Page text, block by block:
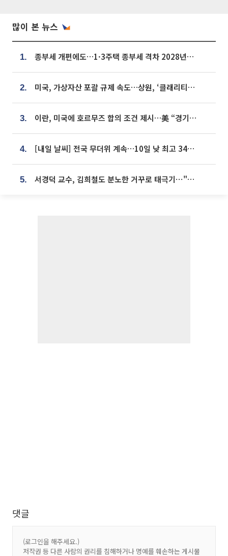
많이 본 뉴스
1. 종부세 개편에도…1·3주택 종부세 격차 2028년부터 확대
2. 미국, 가상자산 포괄 규제 속도…상원, ‘클래리티법’ 9월 절차투표 추진
3. 이란, 미국에 호르무즈 합의 조건 제시…美 “경기 아직 안 끝나” [종합]
4. [내일 날씨] 전국 무더위 계속…10일 낮 최고 34도 육박
5. 서경덕 교수, 김희철도 분노한 거꾸로 태극기⋯"엉터리는 아냐, 아쉬울 뿐"
댓글